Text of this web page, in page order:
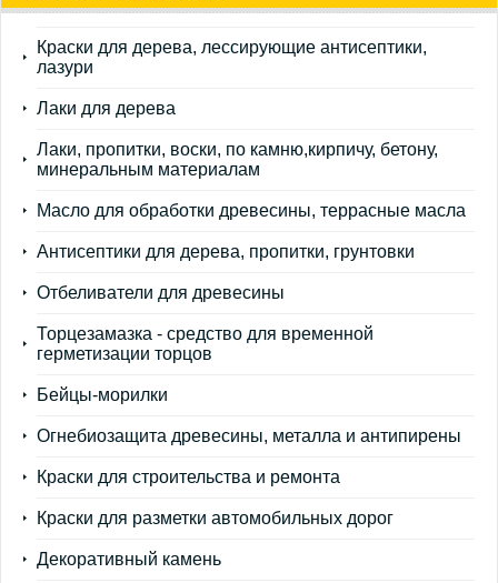
Краски для дерева, лессирующие антисептики,
лазури
Лаки для дерева
Лаки, пропитки, воски, по камню,кирпичу, бетону,
минеральным материалам
Масло для обработки древесины, террасные масла
Антисептики для дерева, пропитки, грунтовки
Отбеливатели для древесины
Торцезамазка - средство для временной
герметизации торцов
Бейцы-морилки
Огнебиозащита древесины, металла и антипирены
Краски для строительства и ремонта
Краски для разметки автомобильных дорог
Декоративный камень